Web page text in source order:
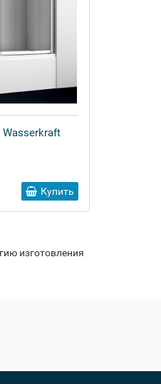
Купить
изготовления